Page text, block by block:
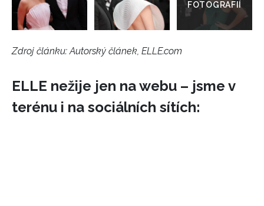
NEWSLETTER
ODESLAT
Zdroj článku:Autorský článek, ELLE.com
ELLE nežije jen na webu – jsme v
terénu i na sociálních sítích: